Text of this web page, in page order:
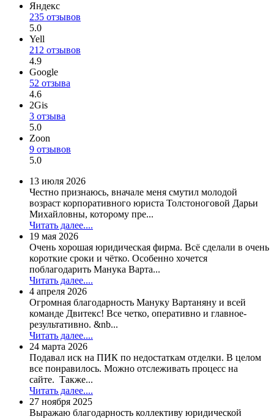
Яндекс
235 отзывов
5.0
Yell
212 отзывов
4.9
Google
52 отзыва
4.6
2Gis
3 отзыва
5.0
Zoon
9 отзывов
5.0
13 июля 2026
Честно признаюсь, вначале меня смутил молодой
возраст корпоративного юриста Толстоноговой Дарьи
Михайловны, которому пре...
Читать далее....
19 мая 2026
Очень хорошая юридическая фирма. Всё сделали в очень
короткие сроки и чётко. Особенно хочется
поблагодарить Манука Варта...
Читать далее....
4 апреля 2026
Огромная благодарность Мануку Вартаняну и всей
команде Двитекс! Все четко, оперативно и главное-
результативно. &nb...
Читать далее....
24 марта 2026
Подавал иск на ПИК по недостаткам отделки. В целом
все понравилось. Можно отслеживать процесс на
сайте. Также...
Читать далее....
27 ноября 2025
Выражаю благодарность коллективу юридической